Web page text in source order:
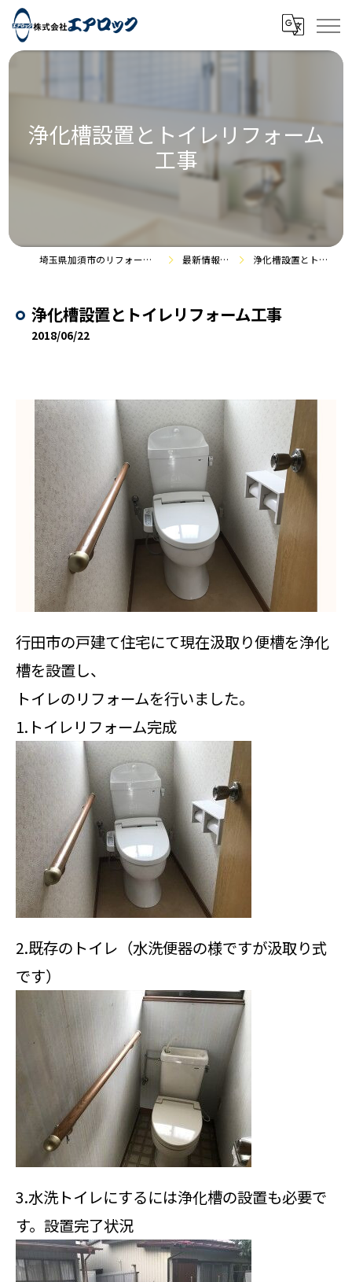
浄化槽設置とトイレリフォーム
工事
埼玉県加須市のリフォームなら株式会社エアロック 最新情報・施工事例 浄化槽設置とトイレリフォーム工事
浄化槽設置とトイレリフォーム工事
2018/06/22
行田市の戸建て住宅にて現在汲取り便槽を浄化
槽を設置し、
トイレのリフォームを行いました。
1.トイレリフォーム完成
2.既存のトイレ（水洗便器の様ですが汲取り式
です）
3.水洗トイレにするには浄化槽の設置も必要で
す。設置完了状況